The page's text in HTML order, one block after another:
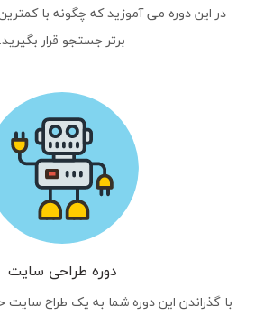
در این دوره می آموزید که چگونه با
برتر جستجو قرار بگیرید.
دوره طراحی سایت
با گذراندن این دوره شما به یک طراح